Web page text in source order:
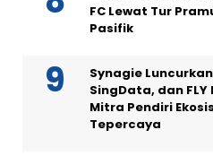
FC Lewat Tur
Pasifik
Synagie
SingData, dan
Mitra Pendiri
Tepercaya